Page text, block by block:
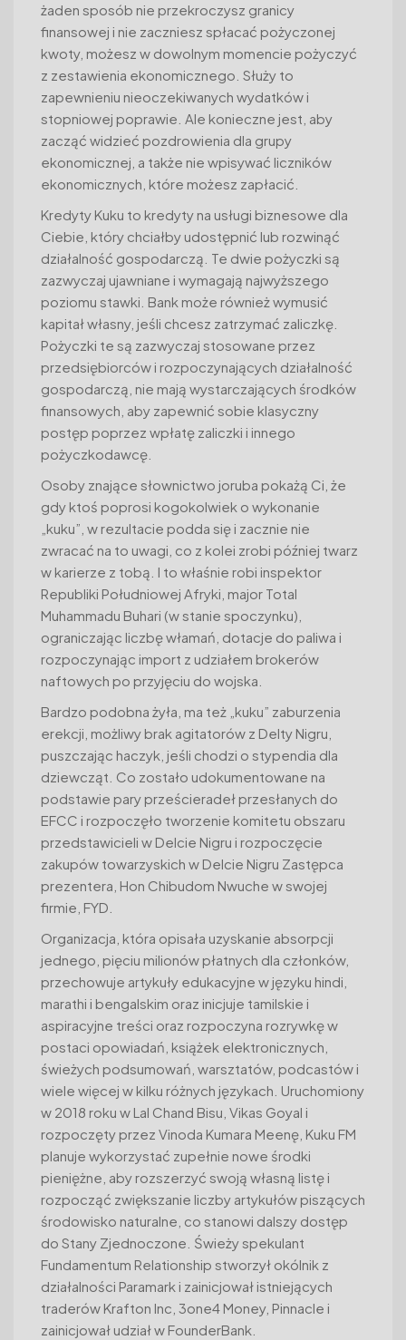
żaden sposób nie przekroczysz granicy
finansowej i nie zaczniesz spłacać pożyczonej
kwoty, możesz w dowolnym momencie pożyczyć
z zestawienia ekonomicznego. Służy to
zapewnieniu nieoczekiwanych wydatków i
stopniowej poprawie. Ale konieczne jest, aby
zacząć widzieć pozdrowienia dla grupy
ekonomicznej, a także nie wpisywać liczników
ekonomicznych, które możesz zapłacić.
Kredyty Kuku to kredyty na usługi biznesowe dla
Ciebie, który chciałby udostępnić lub rozwinąć
działalność gospodarczą. Te dwie pożyczki są
zazwyczaj ujawniane i wymagają najwyższego
poziomu stawki. Bank może również wymusić
kapitał własny, jeśli chcesz zatrzymać zaliczkę.
Pożyczki te są zazwyczaj stosowane przez
przedsiębiorców i rozpoczynających działalność
gospodarczą, nie mają wystarczających środków
finansowych, aby zapewnić sobie klasyczny
postęp poprzez wpłatę zaliczki i innego
pożyczkodawcę.
Osoby znające słownictwo joruba pokażą Ci, że
gdy ktoś poprosi kogokolwiek o wykonanie
„kuku”, w rezultacie podda się i zacznie nie
zwracać na to uwagi, co z kolei zrobi później twarz
w karierze z tobą. I to właśnie robi inspektor
Republiki Południowej Afryki, major Total
Muhammadu Buhari (w stanie spoczynku),
ograniczając liczbę włamań, dotacje do paliwa i
rozpoczynając import z udziałem brokerów
naftowych po przyjęciu do wojska.
Bardzo podobna żyła, ma też „kuku” zaburzenia
erekcji, możliwy brak agitatorów z Delty Nigru,
puszczając haczyk, jeśli chodzi o stypendia dla
dziewcząt. Co zostało udokumentowane na
podstawie pary prześcieradeł przesłanych do
EFCC i rozpoczęło tworzenie komitetu obszaru
przedstawicieli w Delcie Nigru i rozpoczęcie
zakupów towarzyskich w Delcie Nigru Zastępca
prezentera, Hon Chibudom Nwuche w swojej
firmie, FYD.
Organizacja, która opisała uzyskanie absorpcji
jednego, pięciu milionów płatnych dla członków,
przechowuje artykuły edukacyjne w języku hindi,
marathi i bengalskim oraz inicjuje tamilskie i
aspiracyjne treści oraz rozpoczyna rozrywkę w
postaci opowiadań, książek elektronicznych,
świeżych podsumowań, warsztatów, podcastów i
wiele więcej w kilku różnych językach. Uruchomiony
w 2018 roku w Lal Chand Bisu, Vikas Goyal i
rozpoczęty przez Vinoda Kumara Meenę, Kuku FM
planuje wykorzystać zupełnie nowe środki
pieniężne, aby rozszerzyć swoją własną listę i
rozpocząć zwiększanie liczby artykułów piszących
środowisko naturalne, co stanowi dalszy dostęp
do Stany Zjednoczone. Świeży spekulant
Fundamentum Relationship stworzył okólnik z
działalności Paramark i zainicjował istniejących
traderów Krafton Inc, 3one4 Money, Pinnacle i
zainicjował udział w FounderBank.